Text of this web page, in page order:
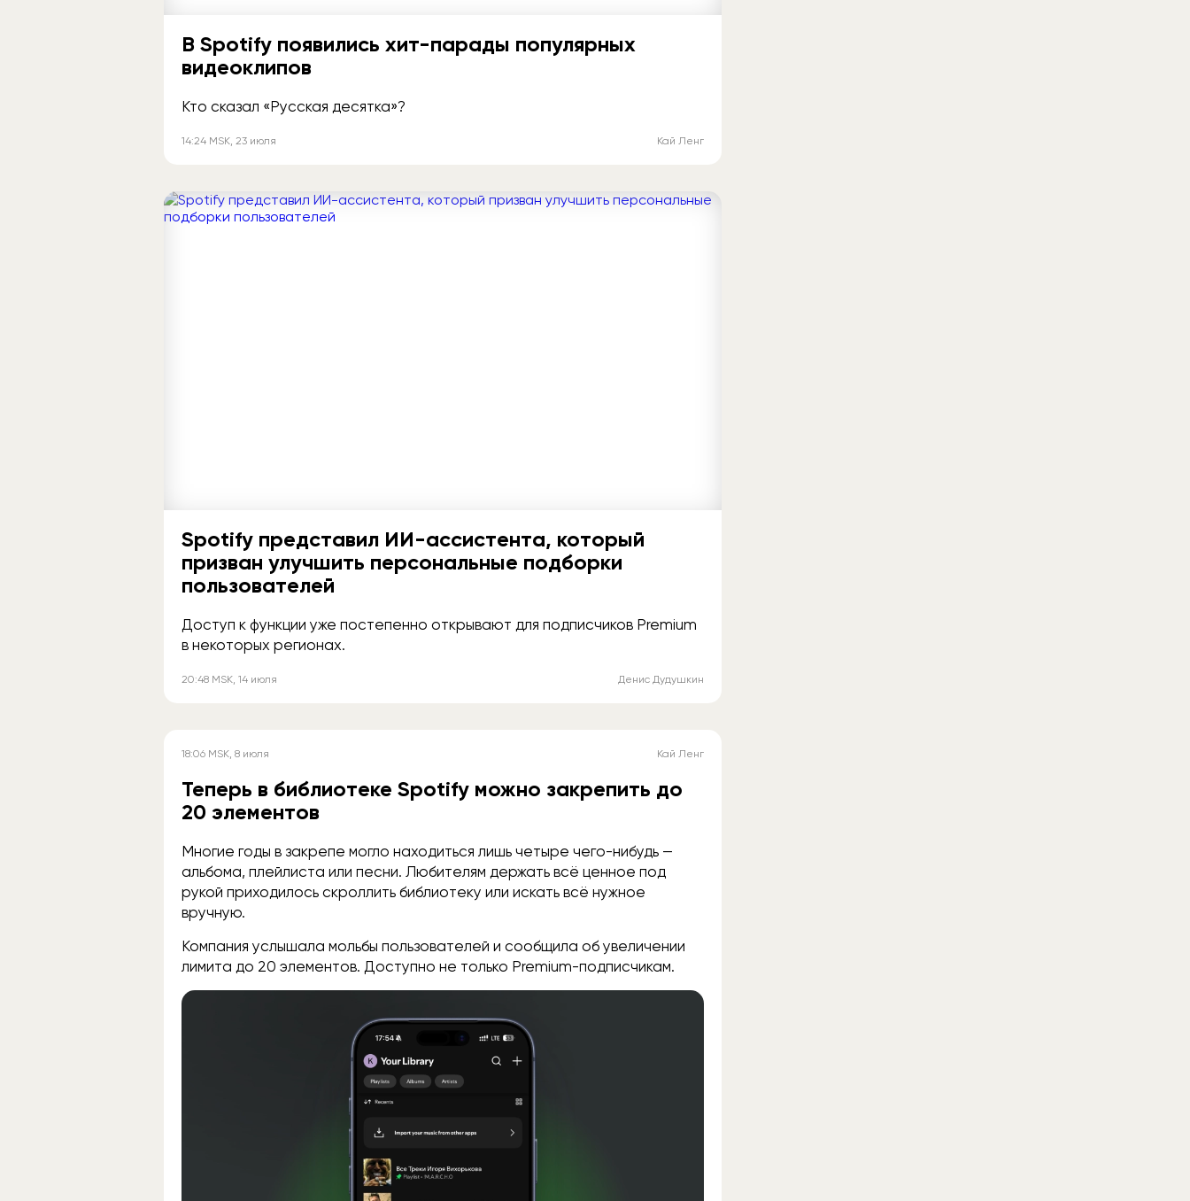
В Spotify появились хит-парады популярных
видеоклипов
Кто сказал «Русская десятка»?
14:24 MSK, 23 июля Кай Ленг
Spotify представил ИИ-ассистента, который
призван улучшить персональные подборки
пользователей
Доступ к функции уже постепенно открывают для подписчиков Premium
в некоторых регионах.
20:48 MSK, 14 июля Денис Дудушкин
18:06 MSK, 8 июля Кай Ленг
Теперь в библиотеке Spotify можно закрепить до
20 элементов
Многие годы в закрепе могло находиться лишь четыре чего-нибудь —
альбома, плейлиста или песни. Любителям держать всё ценное под
рукой приходилось скроллить библиотеку или искать всё нужное
вручную.
Компания услышала мольбы пользователей и сообщила об увеличении
лимита до 20 элементов. Доступно не только Premium-подписчикам.